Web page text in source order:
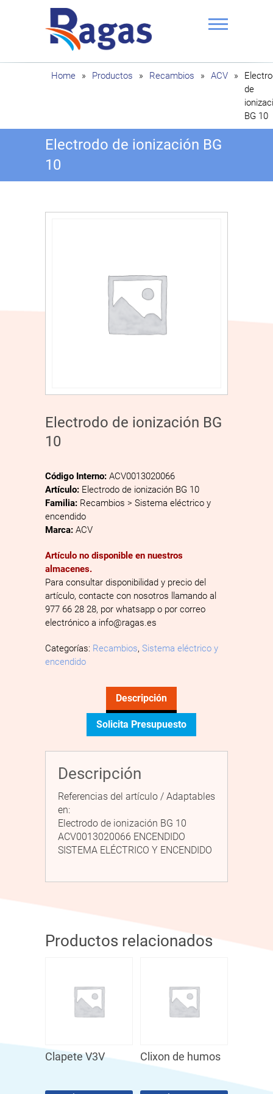
Ragas
Home » Productos » Recambios » ACV »
de
BG 10
Electrodo de ionización BG
10
Electrodo de ionización BG
10
Código Interno: ACV0013020066
Artículo: Electrodo de ionización BG 10
Familia: Recambios > Sistema eléctrico y
encendido
Marca: ACV
Artículo no disponible en nuestros
almacenes.
Para consultar disponibilidad y precio del
artículo, contacte con nosotros llamando al
977 66 28 28, por whatsapp o por correo
electrónico a info@ragas.es
Categorías: Recambios, Sistema eléctrico y
encendido
Descripción
Solicita Presupuesto
Descripción
Referencias del artículo / Adaptables
en:
Electrodo de ionización BG 10
ACV0013020066 ENCENDIDO
SISTEMA ELÉCTRICO Y ENCENDIDO
Productos relacionados
Clapete V3V Clixon de humos